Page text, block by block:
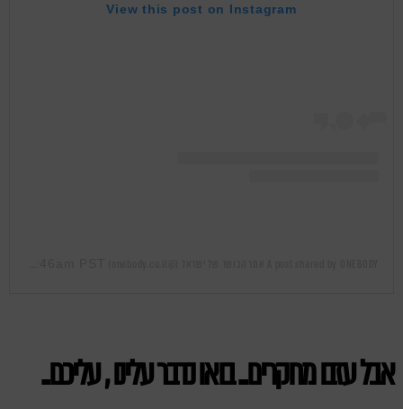
View this post on Instagram
אבל עזבו מחקרים.. בואו נדבר עלינו , עליכם..